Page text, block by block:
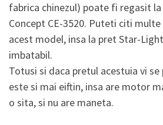
fabrica chinezul) poate fi regasit
Concept CE-3520. Puteti citi
acest model, insa la pret Star-
imbatabil.
Totusi si daca pretul acestuia vi se
este si mai eiftin, insa are motor
o sita, si nu are maneta.